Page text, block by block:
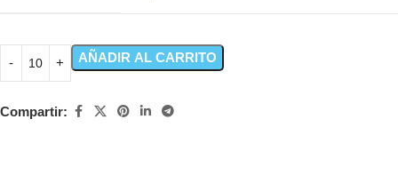
AÑADIR AL CARRITO
Compartir: